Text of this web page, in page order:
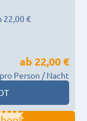
22,00 €
ab 22,00 €
pro Person / Nacht